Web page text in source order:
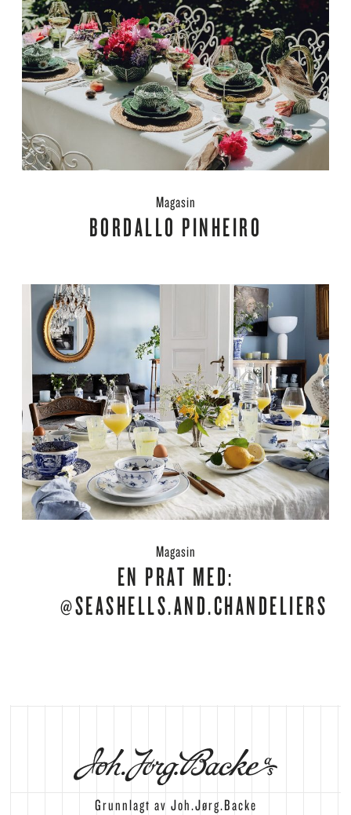
Magasin
BORDALLO PINHEIRO
Magasin
EN PRAT MED:
@SEASHELLS.AND.CHANDELIERS
Grunnlagt av Joh.Jørg.Backe